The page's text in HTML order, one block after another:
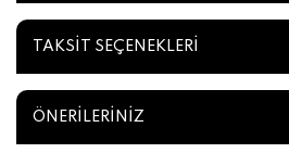
TAKSİT SEÇENEKLERİ
ÖNERİLERİNİZ